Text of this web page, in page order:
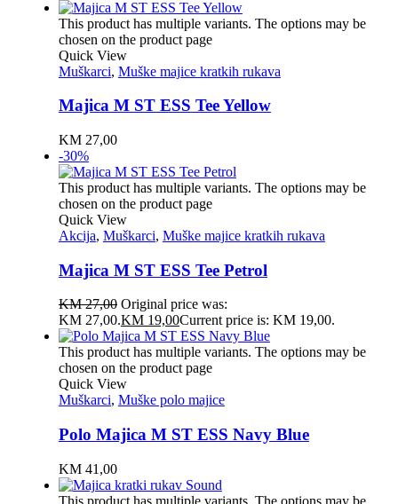
This product has multiple variants. The options may be
chosen on the product page
Quick View
Muškarci, Muške majice kratkih rukava
Majica M ST ESS Tee Yellow
KM27,00
-30%
This product has multiple variants. The options may be
chosen on the product page
Quick View
Akcija, Muškarci, Muške majice kratkih rukava
Majica M ST ESS Tee Petrol
KM27,00 Original price was:
KM 27,00.KM19,00Current price is: KM 19,00.
This product has multiple variants. The options may be
chosen on the product page
Quick View
Muškarci, Muške polo majice
Polo Majica M ST ESS Navy Blue
KM41,00
This product has multiple variants. The options may be